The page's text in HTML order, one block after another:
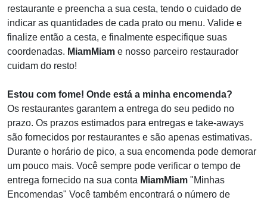
restaurante e preencha a sua cesta, tendo o cuidado de
indicar as quantidades de cada prato ou menu. Valide e
finalize então a cesta, e finalmente especifique suas
coordenadas. MiamMiam e nosso parceiro restaurador
cuidam do resto!
Estou com fome! Onde está a minha encomenda?
Os restaurantes garantem a entrega do seu pedido no
prazo. Os prazos estimados para entregas e take-aways
são fornecidos por restaurantes e são apenas estimativas.
Durante o horário de pico, a sua encomenda pode demorar
um pouco mais. Você sempre pode verificar o tempo de
entrega fornecido na sua conta MiamMiam "Minhas
Encomendas" Você também encontrará o número de